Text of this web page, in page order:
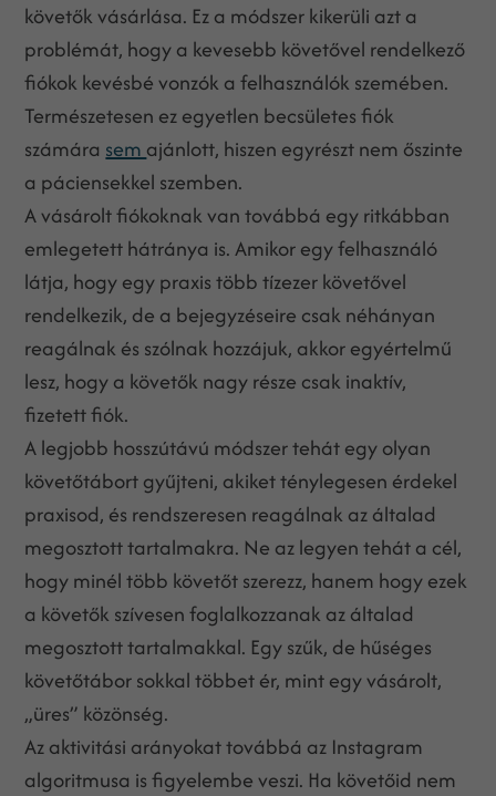
követők vásárlása. Ez a módszer kikerüli azt a
problémát, hogy a kevesebb követővel rendelkező
fiókok kevésbé vonzók a felhasználók szemében.
Természetesen ez egyetlen becsületes fiók
számára sem ajánlott, hiszen egyrészt nem őszinte
a páciensekkel szemben.
A vásárolt fiókoknak van továbbá egy ritkábban
emlegetett hátránya is. Amikor egy felhasználó
látja, hogy egy praxis több tízezer követővel
rendelkezik, de a bejegyzéseire csak néhányan
reagálnak és szólnak hozzájuk, akkor egyértelmű
lesz, hogy a követők nagy része csak inaktív,
fizetett fiók.
A legjobb hosszútávú módszer tehát egy olyan
követőtábort gyűjteni, akiket ténylegesen érdekel
praxisod, és rendszeresen reagálnak az általad
megosztott tartalmakra. Ne az legyen tehát a cél,
hogy minél több követőt szerezz, hanem hogy ezek
a követők szívesen foglalkozzanak az általad
megosztott tartalmakkal. Egy szűk, de hűséges
követőtábor sokkal többet ér, mint egy vásárolt,
„üres” közönség.
Az aktivitási arányokat továbbá az Instagram
algoritmusa is figyelembe veszi. Ha követőid nem